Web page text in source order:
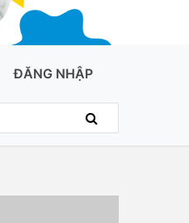
ĐĂNG NHẬP